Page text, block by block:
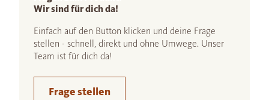
Wir sind für dich da!
Einfach auf den Button klicken und deine Frage
stellen - schnell, direkt und ohne Umwege. Unser
Team ist für dich da!
Frage stellen